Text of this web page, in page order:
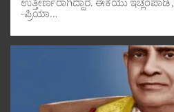
ಉತ್ತೀರ್ಣರಾಗಿದ್ದಾರೆ. ಈಕೆಯು
-ಪ್ರಿಯಾ…